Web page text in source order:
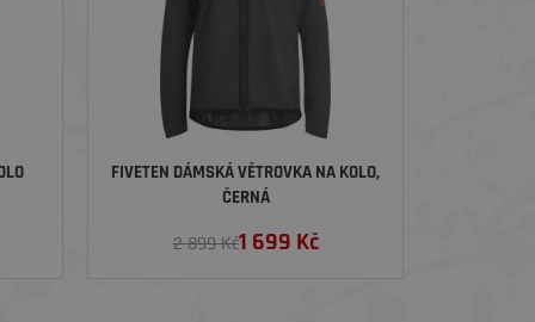
FIVETEN DÁMSKÁ VĚTROVKA NA KOLO,
ČERNÁ
2 899 Kč1 699 Kč